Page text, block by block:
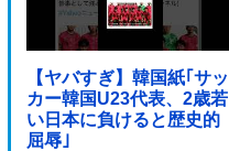
【ヤバすぎ】韓国紙｢サッ
カー韓国U23代表、2歳若
い日本に負けると歴史的
屈辱｣